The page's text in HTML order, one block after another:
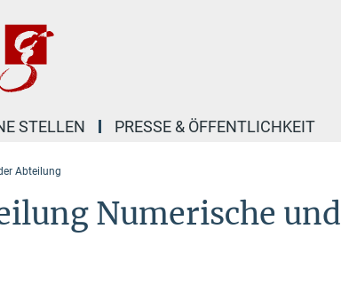
STELLEN PRESSE & ÖFFENTLICHKEIT
Abteilung
Numerische und